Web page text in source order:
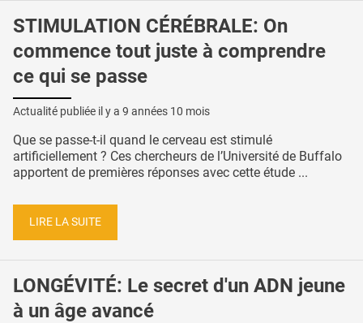
STIMULATION CÉRÉBRALE: On
commence tout juste à comprendre
ce qui se passe
Actualité publiée il y a 9 années 10 mois
Que se passe-t-il quand le cerveau est stimulé
artificiellement ? Ces chercheurs de l’Université de Buffalo
apportent de premières réponses avec cette étude ...
LIRE LA SUITE
LONGÉVITÉ: Le secret d'un ADN jeune
à un âge avancé